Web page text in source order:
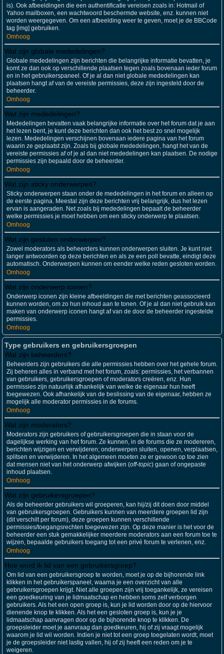
is). Ook afbeeldingen die een authentificatie vereisen zoals in: Hotmail of
Yahoo mailboxen, een wachtwoord beschermde website, enz. kunnen niet
worden weergegeven. Om een afbeelding weer te geven, moet je de BBCode
tag [img] gebruiken.
Omhoog
Wat zijn globale mededelingen?
Globale mededelingen zijn berichten die belangrijke informatie bevatten, je
komt ze dan ook op verschillende plaatsen tegen zoals bovenaan ieder forum
en in het gebruikerspaneel. Of je al dan niet globale mededelingen kan
plaatsen hangt af van de vereiste permissies, deze zijn ingesteld door de
beheerder.
Omhoog
Wat zijn mededelingen?
Mededelingen bevatten vaak belangrijke informatie over het forum dat je aan
het lezen bent, je kunt deze berichten dan ook het best zo snel mogelijk
lezen. Mededelingen verschijnen bovenaan iedere pagina van het forum
waarin ze geplaatst zijn. Zoals bij globale mededelingen, hangt het van de
vereiste permissies af of je al dan niet mededelingen kan plaatsen. De nodige
permissies zijn bepaald door de beheerder.
Omhoog
Wat zijn sticky onderwerpen?
Sticky onderwerpen staan onder de mededelingen in het forum en alleen op
de eerste pagina. Meestal zijn deze berichten vrij belangrijk, dus het lezen
ervan is aangeraden. Net zoals bij mededelingen bepaalt de beheerder
welke permissies je moet hebben om een sticky onderwerp te plaatsen.
Omhoog
Wat zijn gesloten onderwerpen?
Zowel moderators als beheerders kunnen onderwerpen sluiten. Je kunt niet
langer antwoorden op deze berichten en als ze een poll bevatte, eindigt deze
automatisch. Onderwerpen kunnen om eender welke reden gesloten worden.
Omhoog
Wat zijn onderwerp iconen?
Onderwerp iconen zijn kleine afbeeldingen die met berichten geassocieerd
kunnen worden, om zo hun inhoud aan te tonen. Of je al dan niet gebruik kan
maken van onderwerp iconen hangt af van de door de beheerder ingestelde
permissies.
Omhoog
Type gebruikers en gebruikersgroepen
Wat zijn beheerders?
Beheerders zijn gebruikers die alle permissies hebben over het gehele forum.
Zij beheren alles in verband met het forum, zoals: permissies, het verbannen
van gebruikers, gebruikersgroepen of moderators creëren, enz. Hun
permissies zijn natuurlijk afhankelijk van welke de eigenaar hun heeft
toegewezen. Ook afhankelijk van de beslissing van de eigenaar, hebben ze
mogelijk alle moderator permissies in de forums.
Omhoog
Wat zijn moderators?
Moderators zijn gebruikers of gebruikersgroepen die in staan voor de
dagelijkse werking van het forum. Ze kunnen, in de forums die ze modereren,
berichten wijzigen en verwijderen; onderwerpen sluiten, openen, verplaatsen,
splitsen en verwijderen. In het algemeen moeten ze er gewoon op toe zien
dat mensen niet van het onderwerp afwijken (off-topic) gaan of ongepaste
inhoud plaatsen.
Omhoog
Wat zijn gebruikersgroepen?
Als de beheerder gebruikers wil groeperen, kan hij/zij dit doen door middel
van gebruikersgroepen. Gebruikers kunnen van meerdere groepen lid zijn
(dit verschilt per forum), deze groepen kunnen verschillende
permissies/toegangsrechten toegewezen zijn. Op deze manier is het voor de
beheerder een stuk gemakkelijker meerdere moderators aan een forum toe te
wijzen, bepaalde gebruikers toegang tot een privé forum te verlenen, enz.
Omhoog
Hoe word ik lid van een gebruikersgroep?
Om lid van een gebruikersgroep te worden, moet je op de bijhorende link
klikken in het gebruikerspaneel, waarna je een overzicht van alle
gebruikersgroepen krijgt. Niet alle groepen zijn vrij toegankelijk, ze vereisen
een goedkeuring van je lidmaatschap en hebben soms zelf verborgen
gebruikers. Als het een open groep is, kun je lid worden door op de hiervoor
dienende knop te klikken. Als het een gesloten groep is, kun je je
lidmaatschap aanvragen door op de bijhorende knop te klikken. De
groepsleider moet je aanvraag dan goedkeuren, hij of zij vraagt mogelijk
waarom je lid wil worden. Indien je niet tot een groep toegelaten wordt, moet
je de groepsleider niet lastig vallen, hij of zij heeft een reden om je te
weigeren.